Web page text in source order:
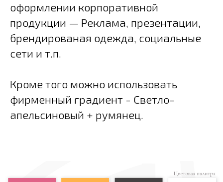
оформлении корпоративной
продукции — Реклама, презентации,
брендированая одежда, социальные
сети и т.п.
Кроме того можно использовать
фирменный градиент - Светло-
апельсиновый + румянец.